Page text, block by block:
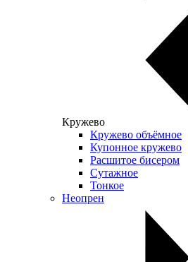
Кружево
Кружево объёмное
Купонное кружево
Расшитое бисером
Сутажное
Тонкое
Неопрен